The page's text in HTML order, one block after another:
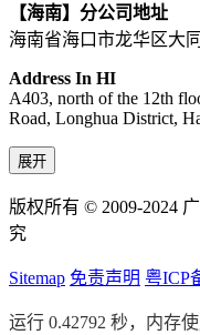
【海南】分公司地址
海南省海口市龙华区大
Address In HI
A403, north of the 12th
Road, Longhua District,
展开
版权所有 © 2009-2024
究
Sitemap 免责声明 粤ICP
运行 0.42792 秒，内存